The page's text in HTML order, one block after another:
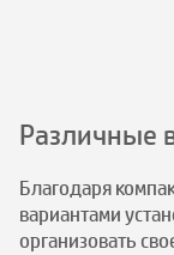
Различные
Благодаря
вариантами
организовать